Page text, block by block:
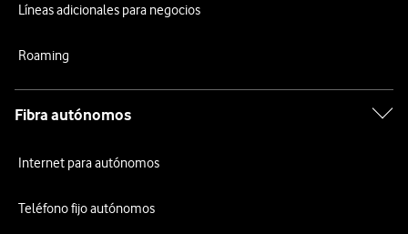
Líneas adicionales para negocios
Roaming
Fibra autónomos
Internet para autónomos
Teléfono fijo autónomos